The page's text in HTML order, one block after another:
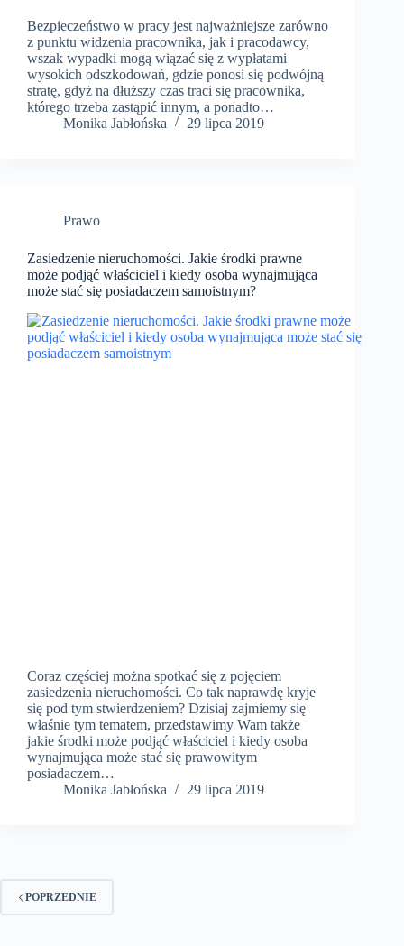
Bezpieczeństwo w pracy jest najważniejsze zarówno
z punktu widzenia pracownika, jak i pracodawcy,
wszak wypadki mogą wiązać się z wypłatami
wysokich odszkodowań, gdzie ponosi się podwójną
stratę, gdyż na dłuższy czas traci się pracownika,
którego trzeba zastąpić innym, a ponadto…
Monika Jabłońska
29 lipca 2019
Prawo
Zasiedzenie nieruchomości. Jakie środki prawne
może podjąć właściciel i kiedy osoba wynajmująca
może stać się posiadaczem samoistnym?
Coraz częściej można spotkać się z pojęciem
zasiedzenia nieruchomości. Co tak naprawdę kryje
się pod tym stwierdzeniem? Dzisiaj zajmiemy się
właśnie tym tematem, przedstawimy Wam także
jakie środki może podjąć właściciel i kiedy osoba
wynajmująca może stać się prawowitym
posiadaczem…
Monika Jabłońska
29 lipca 2019
POPRZEDNIE